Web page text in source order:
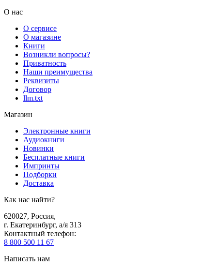
О нас
О сервисе
О магазине
Книги
Возникли вопросы?
Приватность
Наши преимущества
Реквизиты
Договор
llm.txt
Магазин
Электронные книги
Аудиокниги
Новинки
Бесплатные книги
Импринты
Подборки
Доставка
Как нас найти?
620027, Россия,
г. Екатеринбург, а/я 313
Контактный телефон:
8 800 500 11 67
Написать нам